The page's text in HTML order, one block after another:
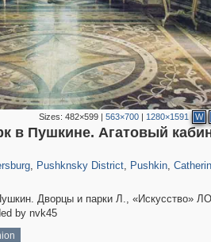
Sizes:482×599 |563×700 | 1280×1591 W
в Пушкине. Агатовый
, Pushknsky District, Pushkin,
Дворцы и парки Л., «Искусство»
by nvk45